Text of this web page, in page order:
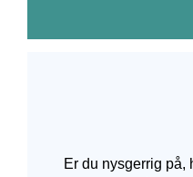
Er du nysgerrig